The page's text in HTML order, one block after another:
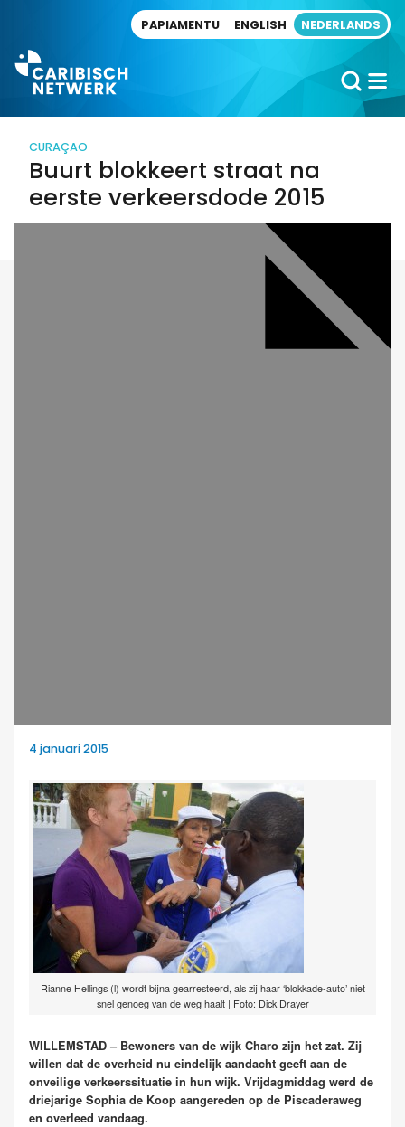
PAPIAMENTU ENGLISH NEDERLANDS
CURAÇAO
Buurt blokkeert straat na
eerste verkeersdode 2015
4 januari 2015
Rianne Hellings (l) wordt bijna gearresteerd, als zij haar ‘blokkade-auto’ niet
snel genoeg van de weg haalt | Foto: Dick Drayer
WILLEMSTAD – Bewoners van de wijk Charo zijn het zat. Zij
willen dat de overheid nu eindelijk aandacht geeft aan de
onveilige verkeerssituatie in hun wijk. Vrijdagmiddag werd de
driejarige Sophia de Koop aangereden op de Piscaderaweg
en overleed vandaag.